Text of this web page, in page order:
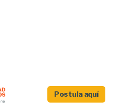
Postula aquí